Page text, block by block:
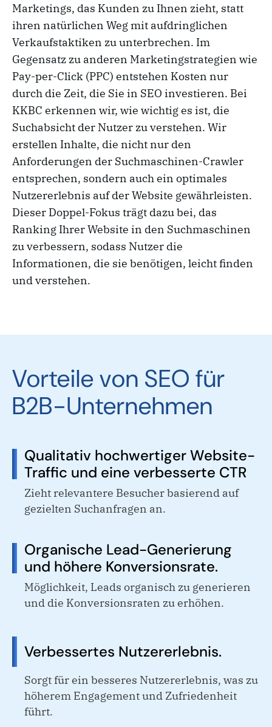
Marketings, das Kunden zu Ihnen zieht, statt
ihren natürlichen Weg mit aufdringlichen
Verkaufstaktiken zu unterbrechen. Im
Gegensatz zu anderen Marketingstrategien wie
Pay-per-Click (PPC) entstehen Kosten nur
durch die Zeit, die Sie in SEO investieren. Bei
KKBC erkennen wir, wie wichtig es ist, die
Suchabsicht der Nutzer zu verstehen. Wir
erstellen Inhalte, die nicht nur den
Anforderungen der Suchmaschinen-Crawler
entsprechen, sondern auch ein optimales
Nutzererlebnis auf der Website gewährleisten.
Dieser Doppel-Fokus trägt dazu bei, das
Ranking Ihrer Website in den Suchmaschinen
zu verbessern, sodass Nutzer die
Informationen, die sie benötigen, leicht finden
und verstehen.
Vorteile von SEO für
B2B-Unternehmen
Qualitativ hochwertiger Website-
Traffic und eine verbesserte CTR
Zieht relevantere Besucher basierend auf
gezielten Suchanfragen an.
Organische Lead-Generierung
und höhere Konversionsrate.
Möglichkeit, Leads organisch zu generieren
und die Konversionsraten zu erhöhen.
Verbessertes Nutzererlebnis.
Sorgt für ein besseres Nutzererlebnis, was zu
höherem Engagement und Zufriedenheit
führt.